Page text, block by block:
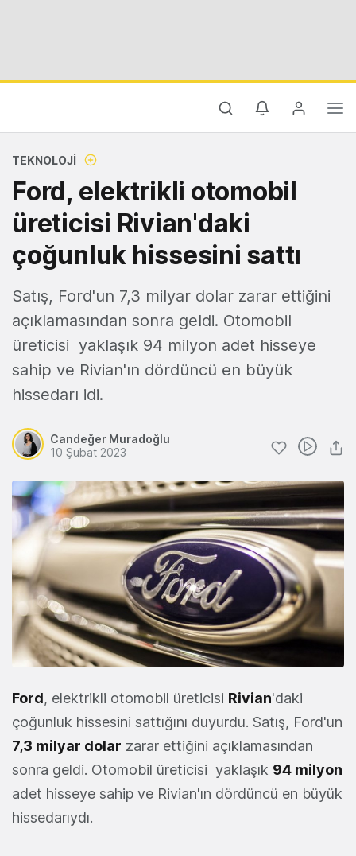
TEKNOLOJI
Ford, elektrikli otomobil
üreticisi Rivian'daki
çoğunluk hissesini sattı
Satış, Ford'un 7,3 milyar dolar zarar ettiğini
açıklamasından sonra geldi. Otomobil
üreticisi yaklaşık 94 milyon adet hisseye
sahip ve Rivian'ın dördüncü en büyük
hissedarı idi.
Candeğer Muradoğlu
10 Şubat 2023
Ford, elektrikli otomobil üreticisi Rivian'daki
çoğunluk hissesini sattığını duyurdu. Satış, Ford'un
7,3 milyar dolar zarar ettiğini açıklamasından
sonra geldi. Otomobil üreticisi yaklaşık 94 milyon
adet hisseye sahip ve Rivian'ın dördüncü en büyük
hissedarıydı.